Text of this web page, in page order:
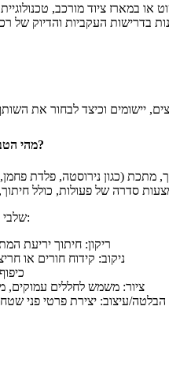
במארז ציוד מורכב,
מהי הטבעה בהתאמה אישית?
(כגון נירוסטה, פלדת פחמן,
שלבי תהליך נפוצים כוללים:
ריקון: חיתוך יריעת
ניקוב: קידוח חורים או
ציור: משמש לחללים עמוקים,
הבלטה/עיצוב: יצירת פרטי פני שטח